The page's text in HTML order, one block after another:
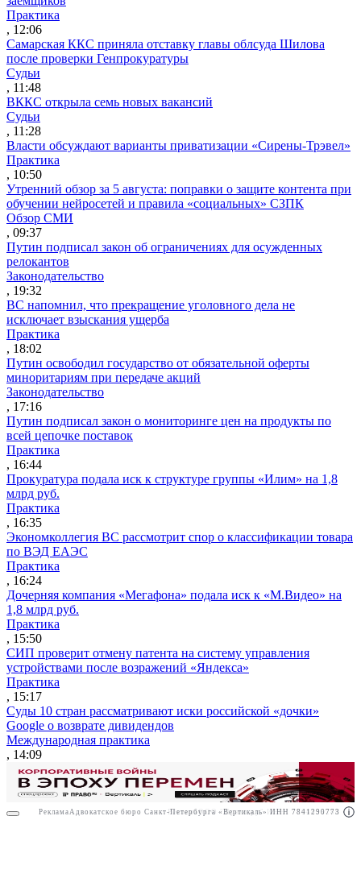
РекламаООО "Право.ру" ИНН: 7704835288
Практика
, 12:06
Самарская ККС приняла отставку главы облсуда Шилова
после проверки Генпрокуратуры
Судьи
, 11:48
ВККС открыла семь новых вакансий
Судьи
, 11:28
Власти обсуждают варианты приватизации «Сирены-Трэвел»
Практика
, 10:50
Утренний обзор за 5 августа: поправки о защите контента при
обучении нейросетей и правила «социальных» СЗПК
Обзор СМИ
, 09:37
Путин подписал закон об ограничениях для осужденных
релокантов
Законодательство
, 19:32
ВС напомнил, что прекращение уголовного дела не
исключает взыскания ущерба
Практика
, 18:02
Путин освободил государство от обязательной оферты
миноритариям при передаче акций
Законодательство
, 17:16
Путин подписал закон о мониторинге цен на продукты по
всей цепочке поставок
Практика
, 16:44
Прокуратура подала иск к структуре группы «Илим» на 1,8
млрд руб.
Практика
, 16:35
Экономколлегия ВС рассмотрит спор о классификации товара
по ВЭД ЕАЭС
Практика
, 16:24
Дочерняя компания «Мегафона» подала иск к «М.Видео» на
1,8 млрд руб.
Практика
, 15:50
СИП проверит отмену патента на систему управления
устройствами после возражений «Яндекса»
Практика
, 15:17
Суды 10 стран рассматривают иски российской «дочки»
Google о возврате дивидендов
Международная практика
, 14:09
Реклама Адвокатское бюро Санкт-Петербурга «Вертикаль» ИНН 7841290773